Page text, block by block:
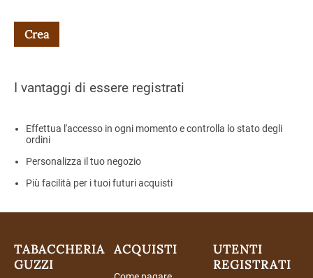
Crea
I vantaggi di essere registrati
Effettua l'accesso in ogni momento e controlla lo stato degli
ordini
Personalizza il tuo negozio
Più facilità per i tuoi futuri acquisti
TABACCHERIA
GUZZI
ACQUISTI
UTENTI
REGISTRATI